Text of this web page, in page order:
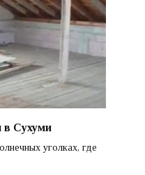
Сухуми
уголках, где